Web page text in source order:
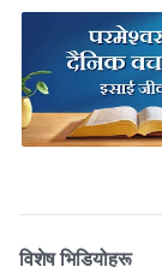
विशेष भिडियोहरू